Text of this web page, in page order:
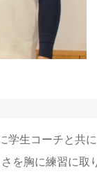
生コーチと共
を胸に練習に取